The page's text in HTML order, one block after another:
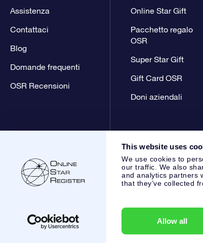
This website uses
We use cookies to
our traffic. We also
and analytics partners
that they’ve collected
Allow all
Assistenza
Contattaci
Blog
Domande frequenti
OSR Recensioni
Online Star Gift
Pacchetto regalo
OSR
Super Star Gift
Gift Card OSR
Doni aziendali
Servizio Clienti:help@osr.org KVK: 60333553, VAT: